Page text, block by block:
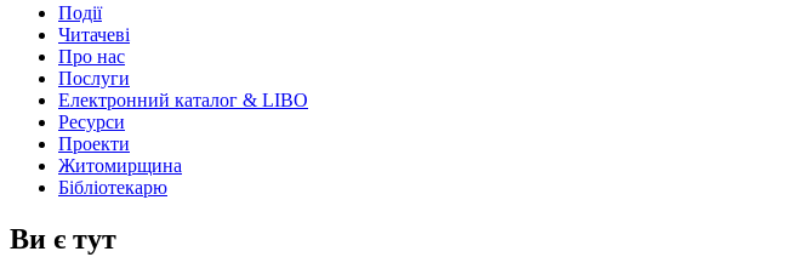
Події
Читачеві
Про нас
Послуги
Електронний каталог & LIBO
Ресурси
Проекти
Житомирщина
Бібліотекарю
Ви є тут